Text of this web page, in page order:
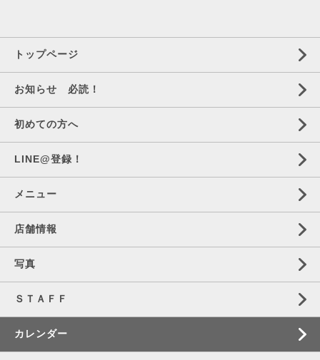
トップページ
お知らせ 必読！
初めての方へ
LINE@登録！
メニュー
店舗情報
写真
ＳＴＡＦＦ
カレンダー